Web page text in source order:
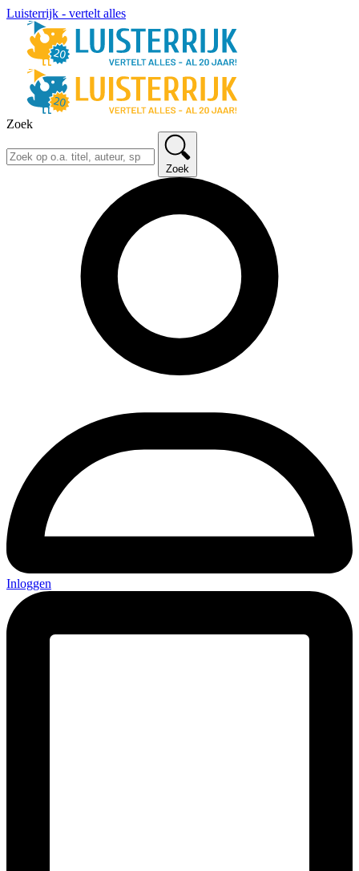
Luisterrijk - vertelt alles
Zoek
Zoek
Inloggen